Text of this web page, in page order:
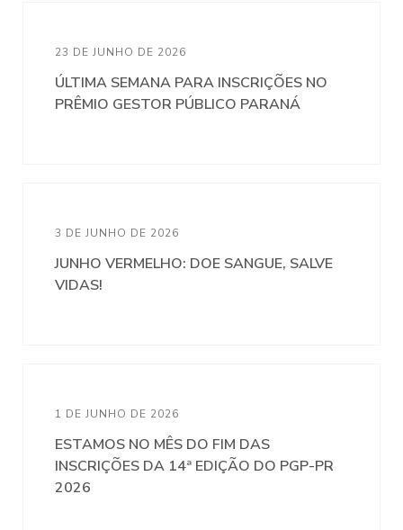
23 DE JUNHO DE 2026
ÚLTIMA SEMANA PARA INSCRIÇÕES NO
PRÊMIO GESTOR PÚBLICO PARANÁ
3 DE JUNHO DE 2026
JUNHO VERMELHO: DOE SANGUE, SALVE
VIDAS!
1 DE JUNHO DE 2026
ESTAMOS NO MÊS DO FIM DAS
INSCRIÇÕES DA 14ª EDIÇÃO DO PGP-PR
2026